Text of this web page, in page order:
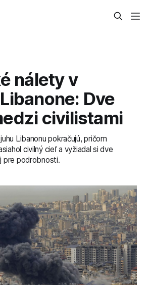
nálety v
Dve
civilistami
Libanonu pokračujú, pričom
civilný cieľ a vyžiadal si dve
pre podrobnosti.